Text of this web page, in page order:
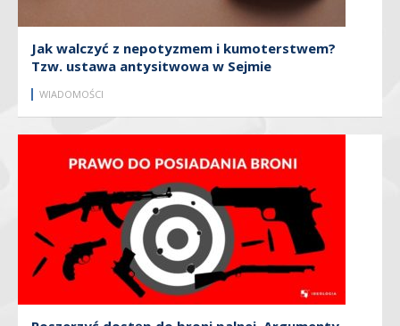
Jak walczyć z nepotyzmem i kumoterstwem?
Tzw. ustawa antysitwowa w Sejmie
WIADOMOŚCI